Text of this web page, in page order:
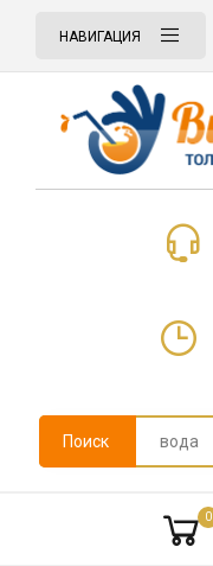
НАВИГАЦИЯ
Поиск
0